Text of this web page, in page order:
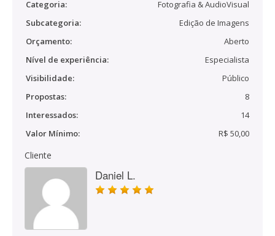
Categoria:
Fotografia & AudioVisual
Subcategoria:
Edição de Imagens
Orçamento:
Aberto
Nível de experiência:
Especialista
Visibilidade:
Público
Propostas:
8
Interessados:
14
Valor Mínimo:
R$ 50,00
Cliente
Daniel L.